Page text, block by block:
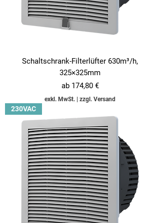
Schaltschrank-Filterlüfter 630m³/h,
325×325mm
ab 174,80 €
Sale-Preis
exkl. MwSt. zzgl. Versand
230VAC